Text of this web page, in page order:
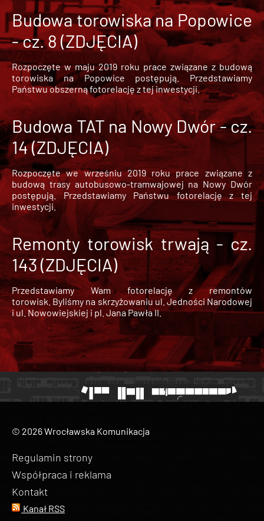
Budowa torowiska na Popowice
- cz. 8 (ZDJĘCIA)
Rozpoczęte w maju 2019 roku prace związane z budową
torowiska na Popowice
postępują. Przedstawiamy
Państwu obszerną fotorelację z tej inwestycji.
Budowa TAT na Nowy Dwór - cz.
14 (ZDJĘCIA)
Rozpoczęte we wrześniu 2019 roku prace związane z
budową trasy autobusowo-tramwajowej na Nowy Dwór
postępują. Przedstawiamy Państwu fotorelację z tej
inwestycji.
Remonty torowisk trwają - cz.
143 (ZDJĘCIA)
Przedstawiamy Wam fotorelację z remontów
torowisk. Byliśmy na skrzyżowaniu ul. Jedności Narodowej
i ul. Nowowiejskiej i pl. Jana Pawła II.
© 2026 Wrocławska Komunikacja
Regulamin strony
Współpraca i reklama
Kontakt
Kanał RSS